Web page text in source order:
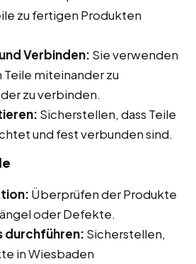
zu fertigen Produkten
Verbinden: Sie verwenden
miteinander zu
zu verbinden.
Sicherstellen, dass Teile
und fest verbunden sind.
Überprüfen der Produkte
oder Defekte.
durchführen: Sicherstellen,
in Wiesbaden